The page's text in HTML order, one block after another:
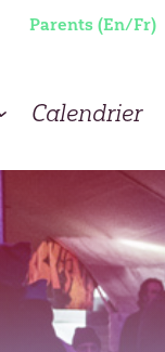
Parents (En/Fr)
Calendrier